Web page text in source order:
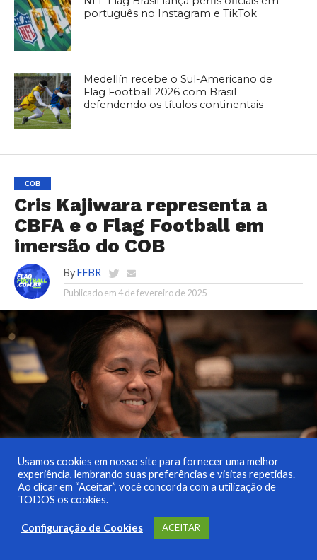
português no Instagram e TikTok
Medellín recebe o Sul-Americano de
Flag Football 2026 com Brasil
defendendo os títulos continentais
COB
Cris Kajiwara representa a
CBFA e o Flag Football em
imersão do COB
By FFBR
Publicado em4 de fevereiro de 2025
CRISTIANE KAJIWARA, PRESIDENTE DA CONFEDERAÇÃO BRASILEIRA DE FUTEBOL
Usamos cookies em nosso site para fornecer uma melhor
experiência, lembrando suas preferências e visitas repetidas.
Ao clicar em “Aceitar”, você concorda com a utilização de
TODOS os cookies.
Configuração de Cookies ACEITAR